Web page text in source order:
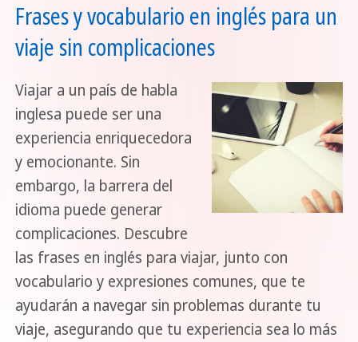
Frases y vocabulario en inglés para un
viaje sin complicaciones
Viajar a un país de habla
inglesa puede ser una
experiencia enriquecedora
y emocionante. Sin
embargo, la barrera del
idioma puede generar
complicaciones. Descubre
las frases en inglés para viajar, junto con
vocabulario y expresiones comunes, que te
ayudarán a navegar sin problemas durante tu
viaje, asegurando que tu experiencia sea lo más